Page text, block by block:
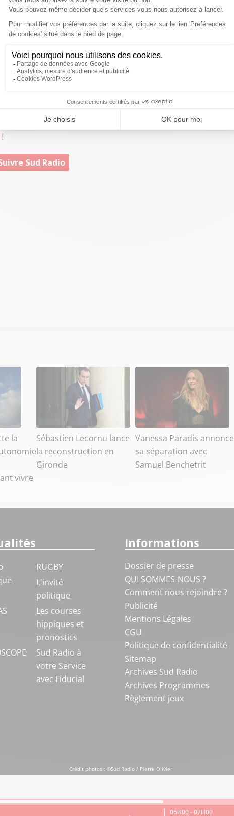
qui sera capable de flasher tout conducteur qui fait
qui roulent un jour de restriction de circulation.
mailles de filet trop petites, on prend tout, et vous
un outil en montrant qu’il peut aussi prendre de
quoi", a estimé Pierre Chasseray.
Roger
Sud Radio
la
vivre
Sébastien Lecornu lance
la reconstruction en
Gironde
Vanessa Paradis annonce
sa séparation avec
Samuel Benchetrit
RUGBY
L'invité
politique
Les courses
hippiques et
pronostics
Sud Radio à
votre Service
avec Fiducial
Informations
Dossier de presse
QUI SOMMES-NOUS ?
Comment nous rejoindre ?
Publicité
Mentions Légales
CGU
Politique de confidentialité
Sitemap
Archives Sud Radio
Archives Programmes
Règlement jeux
Crédit photos : ©Sud Radio / Pierre Olivier
06H00 - 07H00